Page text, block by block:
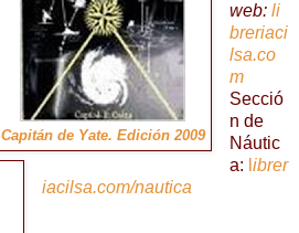
Capitán de Yate. Edición 2009
web: li
breriaci
lsa.co
m
Secció
n de
Náutic
a: ibrer
iacilsa.com/nautica